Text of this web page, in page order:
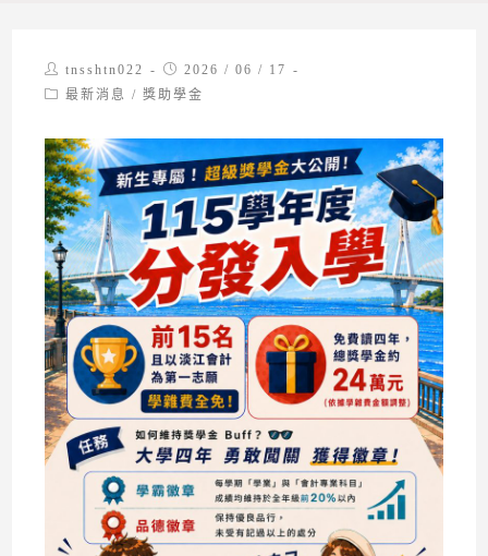
Post
author:
tnsshtn022
Post
published:
2026 / 06 / 17
Post最新消息 / 獎助學金